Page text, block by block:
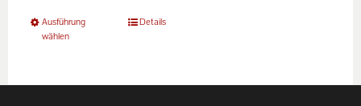
Ausführung
wählen
Dieses
mehrere
Details